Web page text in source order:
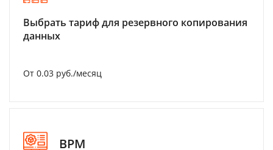
Выбрать тариф для резервного копирования
данных
От 0.03 руб./месяц
BPM